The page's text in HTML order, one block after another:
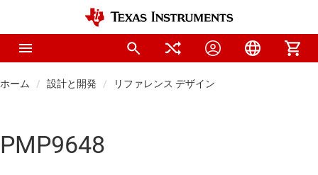
ホーム 設計と開発 リファレンス デザイン
PMP9648